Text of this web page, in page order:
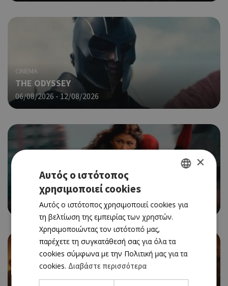
CINEMA
THE ODYSSEY
06/08/2026 - 12/08/2026
SPIDER-MAN: BRAND NEW DAY
06/08/2026 - 12/08/2026
ENGLISH
×
Αυτός ο ιστότοπος
χρησιμοποιεί cookies
Αυτός ο ιστότοπος χρησιμοποιεί cookies για
τη βελτίωση της εμπειρίας των χρηστών.
Χρησιμοποιώντας τον ιστότοπό μας,
παρέχετε τη συγκατάθεσή σας για όλα τα
cookies σύμφωνα με την Πολιτική μας για τα
cookies. Διαβάστε περισσότερα